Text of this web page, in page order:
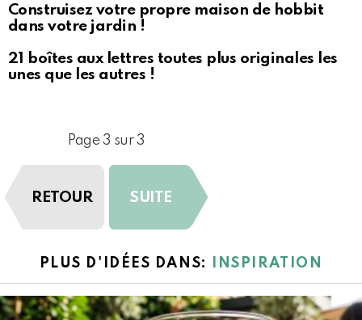
Construisez votre propre maison de hobbit
dans votre jardin !
21 boîtes aux lettres toutes plus originales les
unes que les autres !
Page 3 sur 3
RETOUR SUITE
PLUS D'IDÉES DANS: INSPIRATION